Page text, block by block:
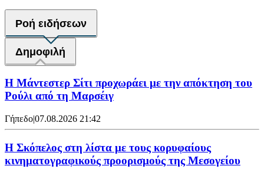
Ροή ειδήσεων
Δημοφιλή
Η Μάντεστερ Σίτι προχωράει με την απόκτηση του
Ρούλι από τη Μαρσέιγ
Γήπεδο|07.08.2026 21:42
Η Σκόπελος στη λίστα με τους κορυφαίους
κινηματογραφικούς προορισμούς της Μεσογείου